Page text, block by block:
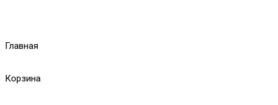
Главная
Корзина